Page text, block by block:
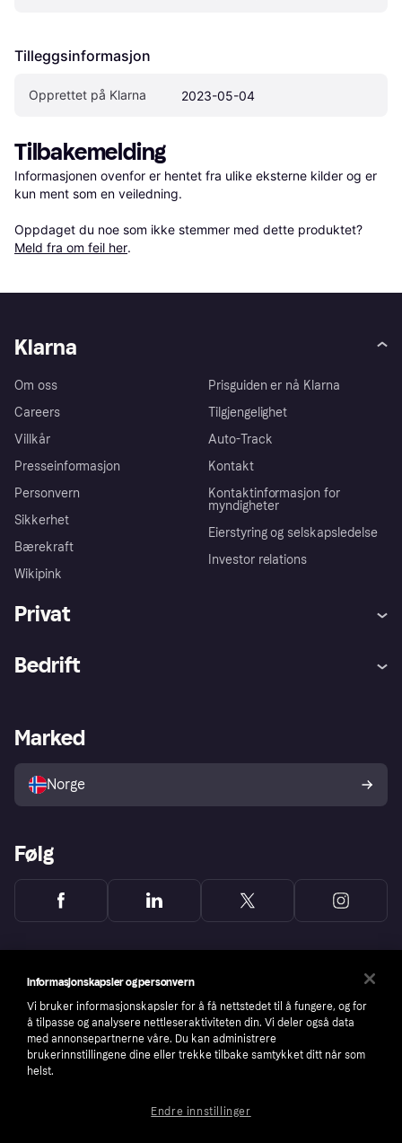
Tilleggsinformasjon
Opprettet på Klarna 2023-05-04
Tilbakemelding
Informasjonen ovenfor er hentet fra ulike eksterne kilder og er
kun ment som en veiledning.
Oppdaget du noe som ikke stemmer med dette produktet?
Meld fra om feil her.
Klarna
Om oss
Careers
Villkår
Presseinformasjon
Personvern
Sikkerhet
Bærekraft
Wikipink
Prisguiden er nå Klarna
Tilgjengelighet
Auto-Track
Kontakt
Kontaktinformasjon for
myndigheter
Eierstyring og selskapsledelse
Investor relations
Privat
Utforsk butikker
Bedrift
Merchant portal
Marked
Norge
Følg
Informasjonskapsler og personvern
Vi bruker informasjonskapsler for å få nettstedet til å fungere, og for
å tilpasse og analysere nettleseraktiviteten din. Vi deler også data
med annonsepartnerne våre. Du kan administrere
brukerinnstillingene dine eller trekke tilbake samtykket ditt når som
helst.
Endre innstillinger